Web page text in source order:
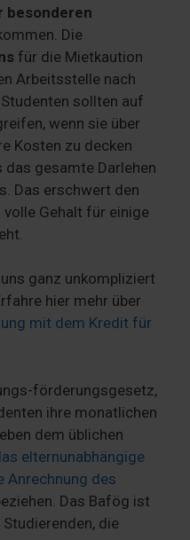
besonderen
Die
für die Mietkaution
Arbeitsstelle nach
sollten auf
wenn sie über
Kosten zu decken
das gesamte Darlehen
Das erschwert den
Gehalt für einige
ganz unkompliziert
hier mehr über
mit dem Kredit für
förderungsgesetz,
ihre monatlichen
dem üblichen
elternunabhängige
Anrechnung des
Das Bafög ist
die